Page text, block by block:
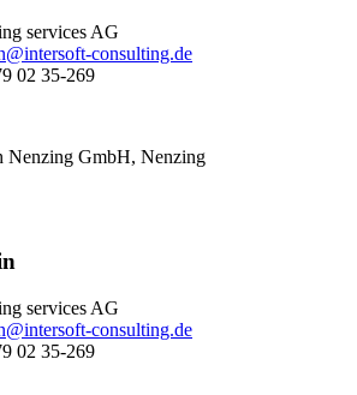
services AG
consulting.de
02 35-269
Nenzing GmbH, Nenzing
services AG
consulting.de
02 35-269